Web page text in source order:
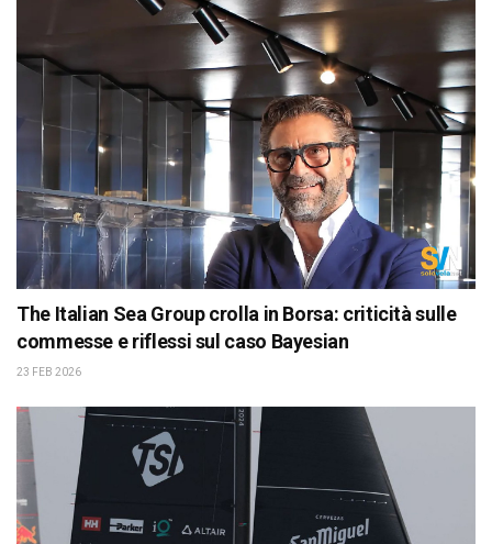
The Italian Sea Group crolla in Borsa: criticità sulle
commesse e riflessi sul caso Bayesian
23 FEB 2026